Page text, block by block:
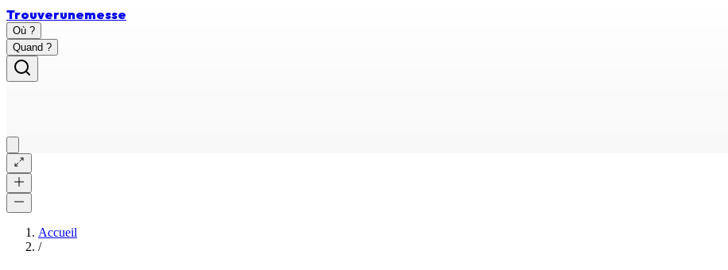
Trouverunemesse
Où ?
Quand ?
Accueil
/